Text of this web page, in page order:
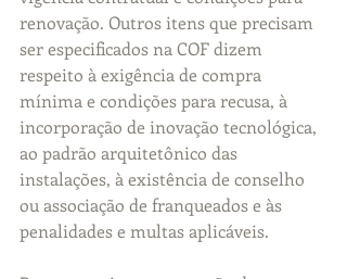
renovação. Outros itens que precisam
ser especificados na COF dizem
respeito à exigência de compra
mínima e condições para recusa, à
incorporação de inovação tecnológica,
ao padrão arquitetônico das
instalações, à existência de conselho
ou associação de franqueados e às
penalidades e multas aplicáveis.